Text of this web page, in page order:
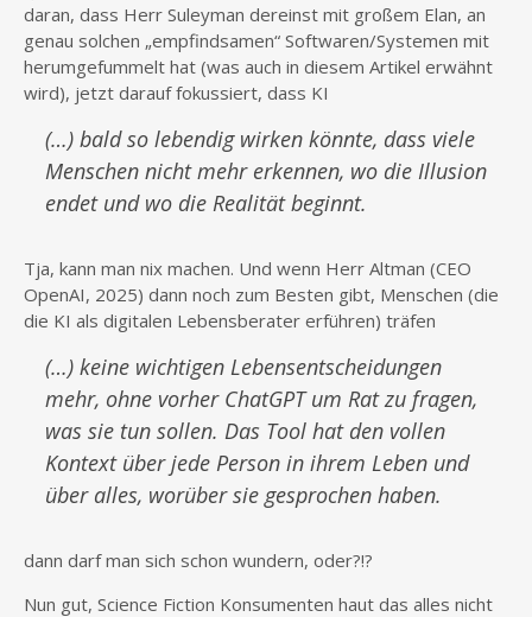
daran, dass Herr Suleyman dereinst mit großem Elan, an
genau solchen „empfindsamen“ Softwaren/Systemen mit
herumgefummelt hat (was auch in diesem Artikel erwähnt
wird), jetzt darauf fokussiert, dass KI
(…) bald so lebendig wirken könnte, dass viele
Menschen nicht mehr erkennen, wo die Illusion
endet und wo die Realität beginnt.
Tja, kann man nix machen. Und wenn Herr Altman (CEO
OpenAI, 2025) dann noch zum Besten gibt, Menschen (die
die KI als digitalen Lebensberater erführen) träfen
(…) keine wichtigen Lebensentscheidungen
mehr, ohne vorher ChatGPT um Rat zu fragen,
was sie tun sollen. Das Tool hat den vollen
Kontext über jede Person in ihrem Leben und
über alles, worüber sie gesprochen haben.
dann darf man sich schon wundern, oder?!?
Nun gut, Science Fiction Konsumenten haut das alles nicht